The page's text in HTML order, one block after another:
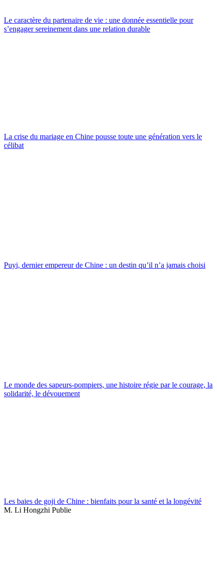
Le caractère du partenaire de vie : une donnée essentielle pour
s’engager sereinement dans une relation durable
La crise du mariage en Chine pousse toute une génération vers le
célibat
Puyi, dernier empereur de Chine : un destin qu’il n’a jamais choisi
Le monde des sapeurs-pompiers, une histoire régie par le courage, la
solidarité, le dévouement
Les baies de goji de Chine : bienfaits pour la santé et la longévité
M. Li Hongzhi Publie